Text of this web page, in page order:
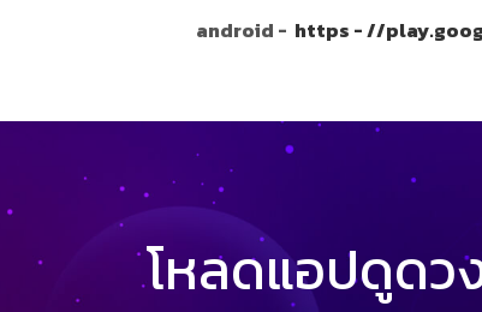
android - https - //
โหลดแอปดูดว